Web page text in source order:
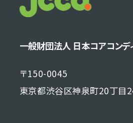
一般財団法人 日本コアコンデ
〒150-0045
東京都渋谷区神泉町20丁目